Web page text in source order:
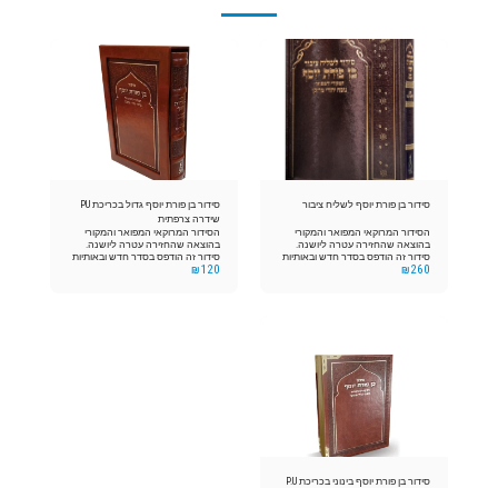
סידור בן פורת יוסף לשליח ציבור
הסידור המרוקאי המפואר והמקורי
בהוצאה שהחזירה עטרה ליושנה.
סידור זה הודפס בסדר חדש ובאותיות
מאירות עיניים, והכל בסדר נאה מתוקן
₪260
סידור בן פורת יוסף גדול בכריכת PU
שידרה צרפתית
הסידור המרוקאי המפואר והמקורי
בהוצאה שהחזירה עטרה ליושנה.
סידור זה הודפס בסדר חדש ובאותיות
מאירות עיניים, והכל בסדר נאה מתוקן
₪120
סידור בן פורת יוסף בינוני בכריכת P.U